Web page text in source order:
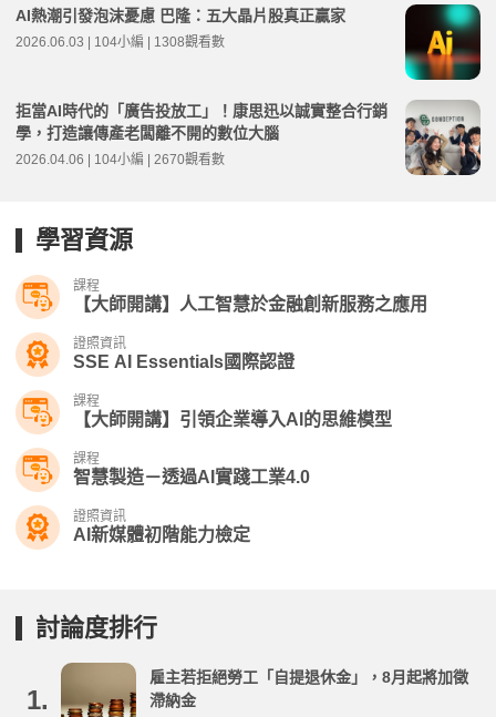
AI熱潮引發泡沫憂慮 巴隆：五大晶片股真正贏家
2026.06.03 | 104小編 | 1308觀看數
拒當AI時代的「廣告投放工」！康思迅以誠實整合行銷
學，打造讓傳產老闆離不開的數位大腦
2026.04.06 | 104小編 | 2670觀看數
學習資源
課程
【大師開講】人工智慧於金融創新服務之應用
證照資訊
SSE AI Essentials國際認證
課程
【大師開講】引領企業導入AI的思維模型
課程
智慧製造－透過AI實踐工業4.0
證照資訊
AI新媒體初階能力檢定
討論度排行
1.
雇主若拒絕勞工「自提退休金」，8月起將加徵
滯納金